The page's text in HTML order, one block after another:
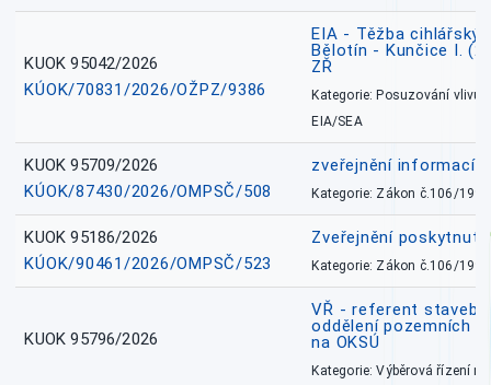
KUOK 95042/2026
KÚOK/70831/2026/OŽPZ/9386
EIA - Těžba
Bělotín - Kunčice I.
ZŘ
Kategorie: Posuzování vlivů
EIA/SEA
KUOK 95709/2026
KÚOK/87430/2026/OMPSČ/508
zveřejnění informací
Kategorie: Zákon č.106/1999
KUOK 95186/2026
KÚOK/90461/2026/OMPSČ/523
Zveřejnění
Kategorie: Zákon č.106/1999
KUOK 95796/2026
VŘ - referent
oddělení pozemních
na OKSÚ
Kategorie: Výběrová řízení